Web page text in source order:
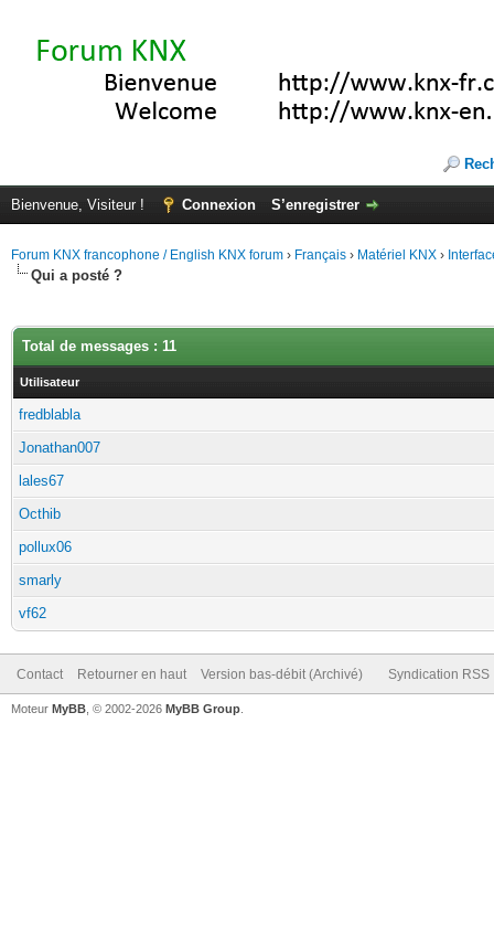
Bienvenue, Visiteur ! Connexion S’enregistrer
Forum KNX francophone / English KNX forum › Français › Matériel KNX ›
Qui a posté ?
Total de messages : 11
Utilisateur
fredblabla
Jonathan007
lales67
Octhib
pollux06
smarly
vf62
Contact Retourner en haut Version bas-débit (Archivé) Syndication RSS
Moteur MyBB , © 2002-2026 MyBB Group